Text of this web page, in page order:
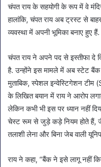
चंपत राय के सहयोगी के रूप में वे
हालांकि, चंपत राय अब ट्रस्ट से
व्यवस्था में अपनी भूमिका बनाए हुए हैं.
चंपत राय ने अपने पद से इस्तीफा दे
है. उन्होंने इस मामले में अब स्टेट
मुताबिक, स्पेशल इन्वेस्टिगेशन टीम
के लिखित बयान में राय ने आरोप
लेकिन कभी भी इस पर ध्यान नहीं
चेस्ट रूम से जुड़े कड़े नियम होते हैं,
तलाशी लेना और बिना जेब वाली
राय ने कहा, “बैंक ने इसे लागू नहीं